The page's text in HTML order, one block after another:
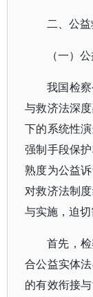
二、公
（一）
我国检
与救济法深
下的系统性
强制手段保
熟度为公益
对救济法制
与实施，迫切
首先，
合公益实体
的有效衔接